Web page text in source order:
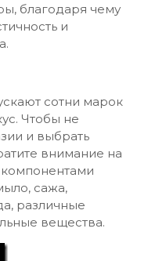
благодаря чему
и
сотни марок
Чтобы не
и выбрать
внимание на
сажа,
различные
вещества.